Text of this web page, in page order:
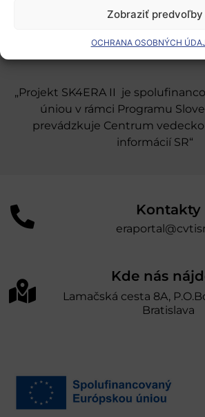
Zobraziť predvoľby
OCHRANA OSOBNÝCH
Grantové programy pre
Odber noviniek
„Projekt SK4ERA II je
úniou v rámci Programu
prevádzkuje Centrum
informácií SR“
Kontakty
Kde nás
Lamačská cesta 8A,
Bratislava